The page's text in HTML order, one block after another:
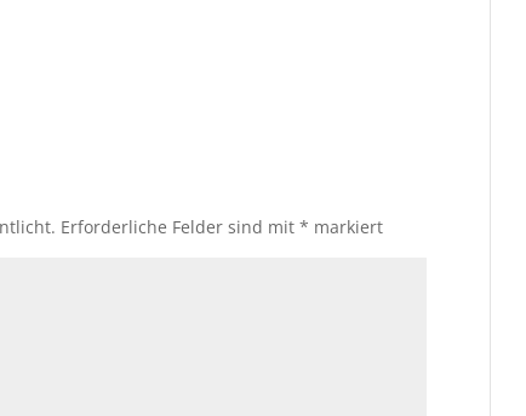
Erforderliche Felder sind mit * markiert